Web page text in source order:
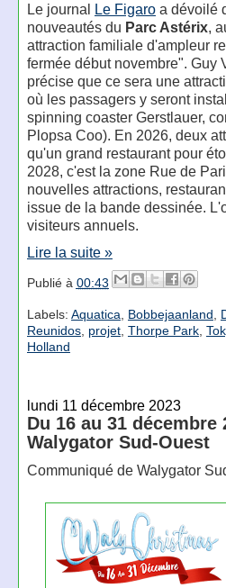
Le journal Le Figaroa dévoilé
nouveautés du Parc Astérix,
attraction familiale d'ampleur
fermée début novembre". Guy
précise que ce sera une
où les passagers y seront
spinning coaster Gerstlauer,
Plopsa Coo). En 2026, deux
qu'un grand restaurant pour
2028, c'est la zone Rue de
nouvelles attractions,
issue de la bande dessinée.
visiteurs annuels.
Lire la suite »
Publié à 00:43
Labels: Aquatica Bobbejaanland
Reunidos, projet, Thorpe Park,
Holland
lundi 11 décembre 2023
Du 16 au 31
Walygator Sud-Ouest
Communiqué de Walygator